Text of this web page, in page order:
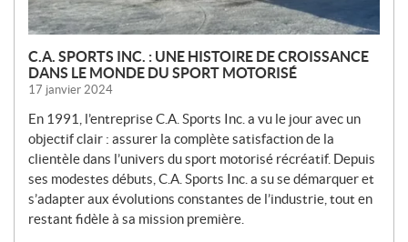
C.A. SPORTS INC. : UNE HISTOIRE DE CROISSANCE
DANS LE MONDE DU SPORT MOTORISÉ
17 janvier 2024
En 1991, l’entreprise C.A. Sports Inc. a vu le jour avec un
objectif clair : assurer la complète satisfaction de la
clientèle dans l’univers du sport motorisé récréatif. Depuis
ses modestes débuts, C.A. Sports Inc. a su se démarquer et
s’adapter aux évolutions constantes de l’industrie, tout en
restant fidèle à sa mission première.